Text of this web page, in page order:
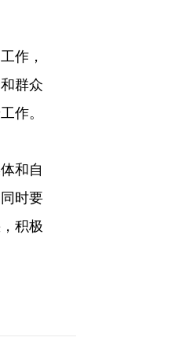
作，
群众
作。
和自
时要
积极